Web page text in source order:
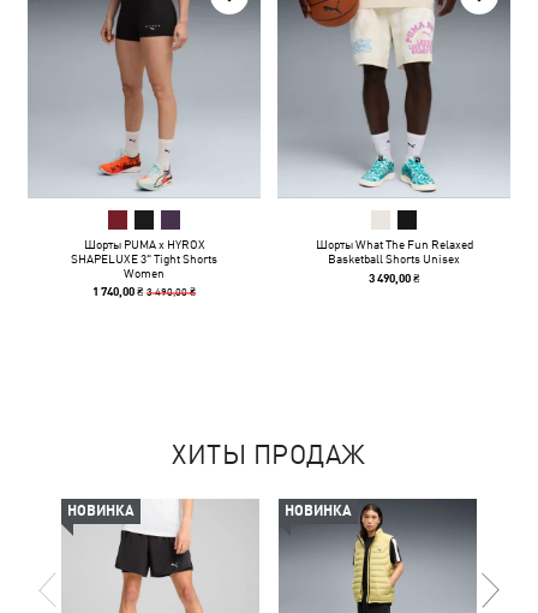
Шорты PUMA x HYROX
SHAPELUXE 3" Tight Shorts
Women
1 740,00 ₴3 490,00 ₴
Шорты What The Fun Relaxed
Basketball Shorts Unisex
3 490,00 ₴
ХИТЫ ПРОДАЖ
НОВИНКА НОВИНКА